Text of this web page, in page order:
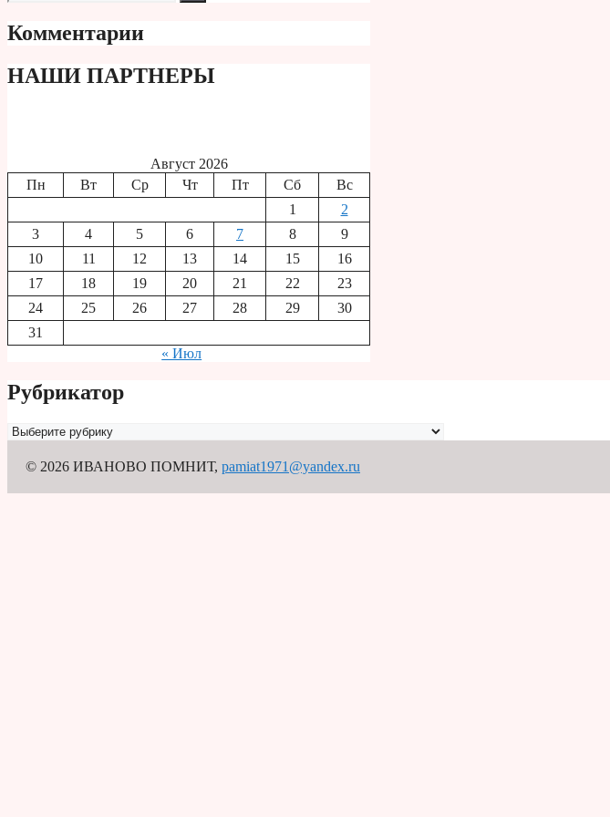
Комментарии
НАШИ ПАРТНЕРЫ
Август 2026
Пн
Вт Ср Чт Пт Сб
Вс
1
2
3
4 5 6 7 8
9
10
11 12 13 14 15
16
17
18 19 20 21 22
23
24
25 26 27 28 29
30
31
« Июл
Рубрикатор
Рубрикатор
© 2026 ИВАНОВО ПОМНИТ, pamiat1971@yandex.ru